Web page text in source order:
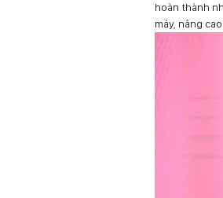
hoàn thành
máy, nâng